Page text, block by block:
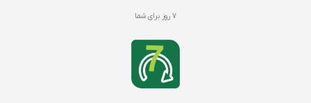
7 روز برای شما